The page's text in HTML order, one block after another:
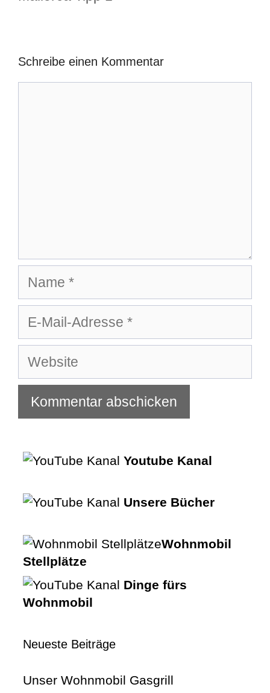
Schreibe einen Kommentar
Name
E-
Adresse
Website
Youtube Kanal
Unsere Bücher
Wohnmobil
Stellplätze
Dinge fürs
Wohnmobil
Neueste Beiträge
Unser Wohnmobil Gasgrill